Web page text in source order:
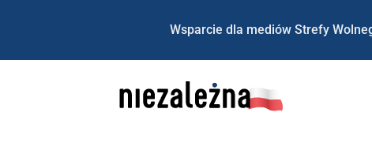
Wsparcie dla mediów Strefy